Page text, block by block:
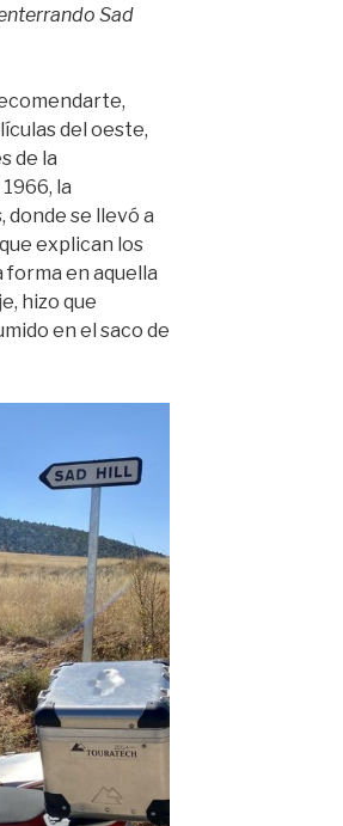
Sad
del oeste,
de la
la
donde se llevó a
explican los
en aquella
hizo que
en el saco de